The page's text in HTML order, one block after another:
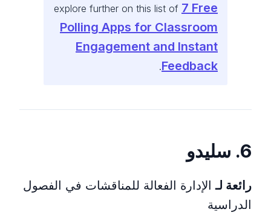
explore further on this list of 7 Free
Polling Apps for Classroom
Engagement and Instant
Feedback
.
6. سليدو
رائعة لـالإدارة الفعالة للمناقشات في الفصول
الدراسية